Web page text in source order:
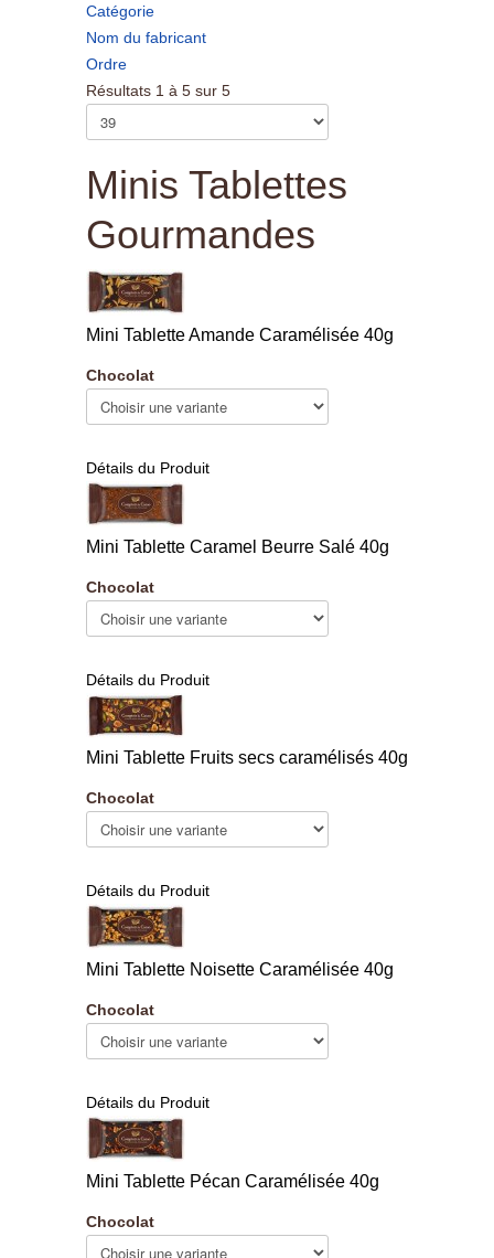
Catégorie
Nom du fabricant
Ordre
Résultats 1 à 5 sur 5
Minis Tablettes
Gourmandes
Mini Tablette Amande Caramélisée 40g
Chocolat
Détails du Produit
Mini Tablette Caramel Beurre Salé 40g
Chocolat
Détails du Produit
Mini Tablette Fruits secs caramélisés 40g
Chocolat
Détails du Produit
Mini Tablette Noisette Caramélisée 40g
Chocolat
Détails du Produit
Mini Tablette Pécan Caramélisée 40g
Chocolat